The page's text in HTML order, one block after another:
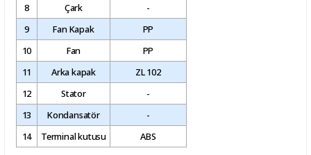
8
Çark
-
9
Fan Kapak
PP
10
Fan
PP
11
Arka kapak
ZL 102
12
Stator
-
13
Kondansatör
-
14
Terminal kutusu ABS